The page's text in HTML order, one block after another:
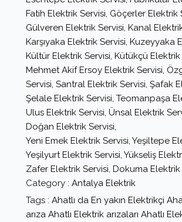
Fatih Elektrik Servisi, Göçerler Elektrik
Gülveren Elektrik Servisi, Kanal
Karşıyaka Elektrik Servisi, Kuzeyyaka
Kültür Elektrik Servisi, Kütükçü Elektrik
Mehmet Akif Ersoy Elektrik Servisi,
Servisi, Santral Elektrik Servisi, Şafak
Şelale Elektrik Servisi, Teomanpaşa
Ulus Elektrik Servisi, Ünsal Elektrik
Doğan Elektrik Servisi,
Yeni Emek Elektrik Servisi, Yeşiltepe
Yeşilyurt Elektrik Servisi, Yükseliş
Zafer Elektrik Servisi, Dokuma Elektrik
Category : Antalya Elektrik
Tags : Ahatlı da En yakın Elektrikçi
arıza Ahatlı Elektrik arızaları Ahatlı